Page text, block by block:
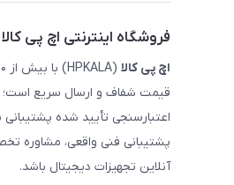
فروشگاه اینترنتی اچ پی کالا
اچ‌ پی‌ کالا
قیمت شفاف و ارسال سریع است؛
اعتبارسنجی تأیید شده
پشتیبانی فنی واقعی، مشاوره
آنلاین تجهیزات دیجیتال باشد.